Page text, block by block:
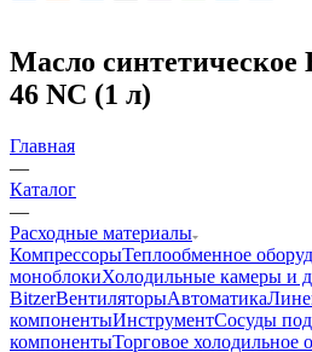
Масло синтетическое
46 NC (1 л)
Главная
—
Каталог
—
Расходные материалы
КомпрессорыТеплообменное
моноблокиХолодильные камеры и
BitzerВентиляторыАвтоматика
компонентыИнструментСосуды
компонентыТорговое холодильное